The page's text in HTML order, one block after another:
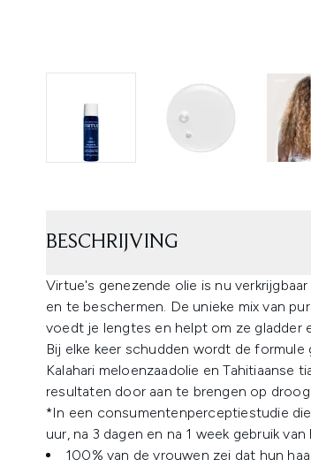
BESCHRIJVING
Virtue's genezende olie is nu
en te beschermen. De unieke mix van
voedt je lengtes en helpt om ze gladder
Bij elke keer schudden wordt de
Kalahari meloenzaadolie en Tahitiaanse
resultaten door aan te brengen op
*In een consumentenperceptiestudie
uur, na 3 dagen en na 1 week gebruik
100% van de vrouwen zei dat hun